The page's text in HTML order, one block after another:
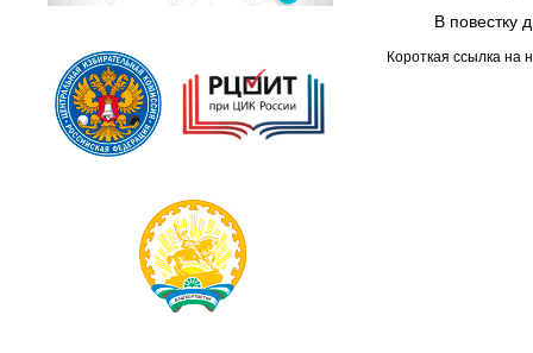
В повестку
Короткая ссылка на